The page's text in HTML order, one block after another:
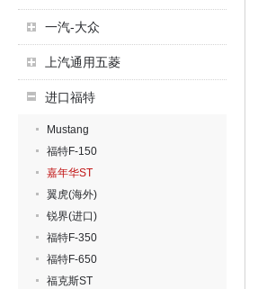
一汽-大众
上汽通用五菱
进口福特
Mustang
福特F-150
嘉年华ST
翼虎(海外)
锐界(进口)
福特F-350
福特F-650
福克斯ST